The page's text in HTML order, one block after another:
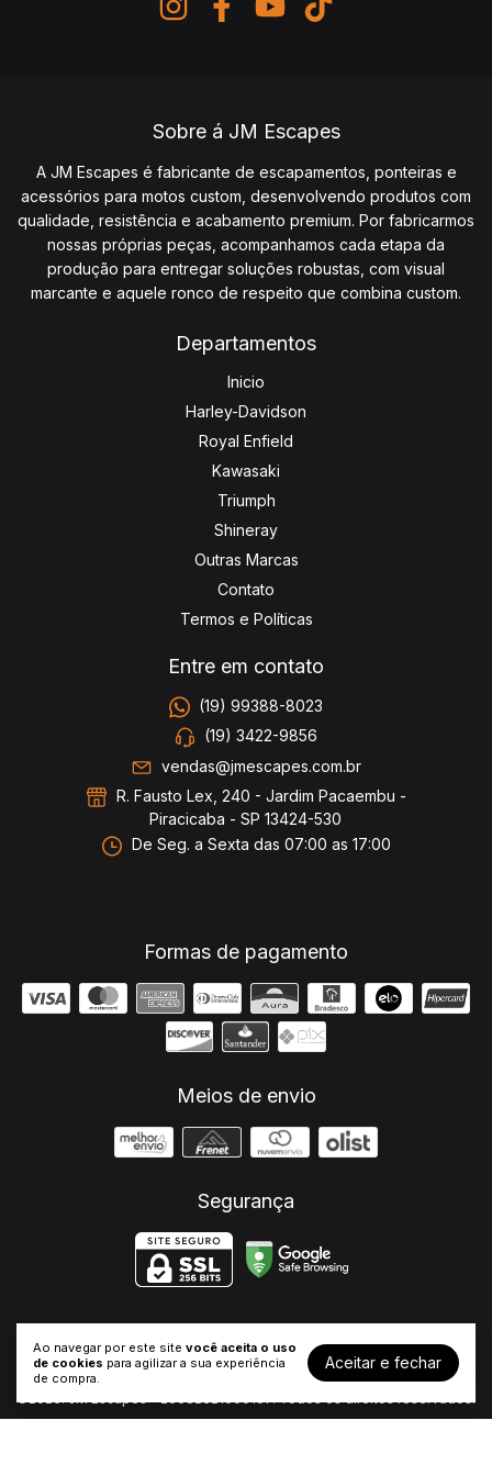
Ao navegar por este site você aceita o uso
de cookies para agilizar a sua experiência
de compra.
Aceitar e fechar
Sobre á JM Escapes
A JM Escapes é fabricante de escapamentos, ponteiras e
acessórios para motos custom, desenvolvendo produtos com
qualidade, resistência e acabamento premium. Por fabricarmos
nossas próprias peças, acompanhamos cada etapa da
produção para entregar soluções robustas, com visual
marcante e aquele ronco de respeito que combina custom.
Departamentos
Inicio
Harley-Davidson
Royal Enfield
Kawasaki
Triumph
Shineray
Outras Marcas
Contato
Termos e Políticas
Entre em contato
(19) 99388-8023
(19) 3422-9856
vendas@jmescapes.com.br
R. Fausto Lex, 240 - Jardim Pacaembu -
Piracicaba - SP 13424-530
De Seg. a Sexta das 07:00 as 17:00
Formas de pagamento
Meios de envio
Segurança
Ponteira 4" Cromado Boca Reta Touring Ano 2017-2023- JM